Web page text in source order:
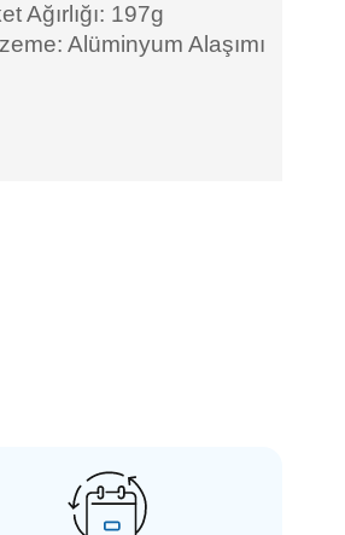
Ağırlığı: 197g
Alüminyum Alaşımı